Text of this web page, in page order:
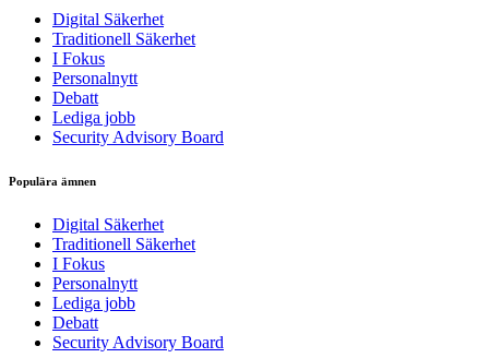
Digital Säkerhet
Traditionell Säkerhet
I Fokus
Personalnytt
Debatt
Lediga jobb
Security Advisory Board
Populära ämnen
Digital Säkerhet
Traditionell Säkerhet
I Fokus
Personalnytt
Lediga jobb
Debatt
Security Advisory Board